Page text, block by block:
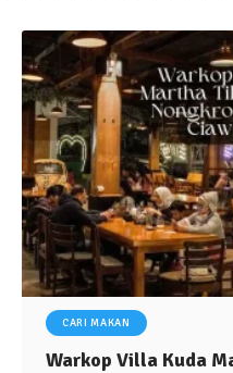
CARI MAKAN
Warkop Villa Kuda